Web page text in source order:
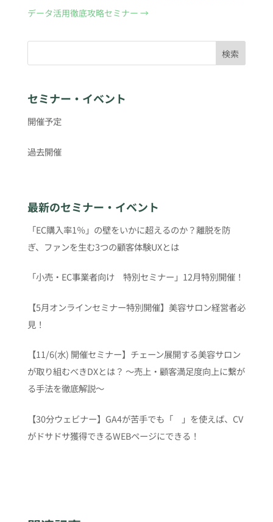
データ活用徹底攻略セミナー →
検索
セミナー・イベント
開催予定
過去開催
最新のセミナー・イベント
「EC購入率1％」の壁をいかに超えるのか？離脱を防
ぎ、ファンを生む3つの顧客体験UXとは
「小売・EC事業者向け 特別セミナー」12月特別開催！
【5月オンラインセミナー特別開催】美容サロン経営者必
見！
【11/6(水) 開催セミナー】チェーン展開する美容サロン
が取り組むべきDXとは？ 〜売上・顧客満足度向上に繋が
る手法を徹底解説〜
【30分ウェビナー】GA4が苦手でも「 」を使えば、CV
がドサドサ獲得できるWEBページにできる！